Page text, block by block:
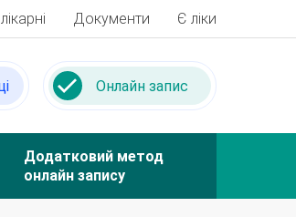
Документи Є ліки
Онлайн запис
Додатковий метод
онлайн запису